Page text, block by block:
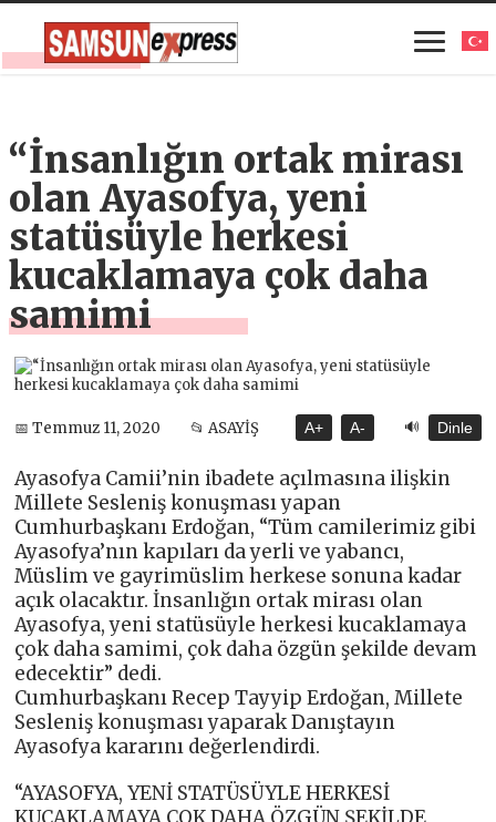
“İnsanlığın ortak mirası
olan Ayasofya, yeni
statüsüyle herkesi
kucaklamaya çok daha
samimi
📅 Temmuz 11, 2020 📂 ASAYİŞ A+ A- 🔊 Dinle
Ayasofya Camii’nin ibadete açılmasına ilişkin
Millete Sesleniş konuşması yapan
Cumhurbaşkanı Erdoğan, “Tüm camilerimiz gibi
Ayasofya’nın kapıları da yerli ve yabancı,
Müslim ve gayrimüslim herkese sonuna kadar
açık olacaktır. İnsanlığın ortak mirası olan
Ayasofya, yeni statüsüyle herkesi kucaklamaya
çok daha samimi, çok daha özgün şekilde devam
edecektir” dedi.
Cumhurbaşkanı Recep Tayyip Erdoğan, Millete
Sesleniş konuşması yaparak Danıştayın
Ayasofya kararını değerlendirdi.
“AYASOFYA, YENİ STATÜSÜYLE HERKESİ